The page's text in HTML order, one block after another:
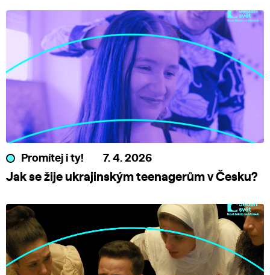
Promítej i ty! 7. 4. 2026
Jak se žije ukrajinským teenagerům v Česku?